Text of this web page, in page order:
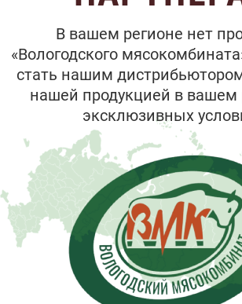
В вашем регионе нет
«Вологодского
стать нашим
нашей продукцией в вашем
эксклюзивных